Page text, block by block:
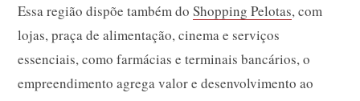
Essa região dispõe também do Shopping Pelotas, com
lojas, praça de alimentação, cinema e serviços
essenciais, como farmácias e terminais bancários, o
empreendimento agrega valor e desenvolvimento ao